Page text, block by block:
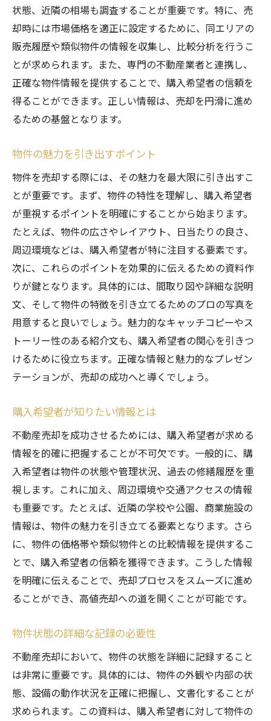
不動産売却に関連する法律を学ぶ
重要事項説明書の作成法
契約書作成時の注意事項
法的トラブルを避けるための事前準備
瑕疵担保責任を理解する
売却に関する法律相談の活用法
不動産売却における税金の基本
税金計算の際のポイント
譲渡所得税について知っておくべきこと
控除対象を最大限に活用する方法
税金申告に必要な資料を整える
専門家に相談するメリット
専門家との相談でトラブルを未然に防ぐ
不動産エージェントを選ぶ際の基準
法律専門家との連携の重要性
税理士に相談するメリット
トラブル事例から学ぶ予防策
専門家とのコミュニケーション法
相談内容を具体的にするための準備
売却過程で必要な資料一覧
資料がもたらす安心感
購入希望者への効果的な資料提供法
資料作成時の工夫とポイント
成功事例に学ぶ資料の役割
資料が売却プロセスに与える影響
成功事例から学ぶ不動産売却の資料作成
過去の成功事例に見る資料の工夫
具体的な実例を基にした資料作成
成功事例に基づく資料活用法
購入希望者の声を反映した資料
資料の見直しと改善のポイント
不動産売却を円滑にするための資料ガイド
状態、近隣の相場も調査することが重要です。特に、売
却時には市場価格を適正に設定するために、同エリアの
販売履歴や類似物件の情報を収集し、比較分析を行うこ
とが求められます。また、専門の不動産業者と連携し、
正確な物件情報を提供することで、購入希望者の信頼を
得ることができます。正しい情報は、売却を円滑に進め
るための基盤となります。
物件の魅力を引き出すポイント
物件を売却する際には、その魅力を最大限に引き出すこ
とが重要です。まず、物件の特性を理解し、購入希望者
が重視するポイントを明確にすることから始まります。
たとえば、物件の広さやレイアウト、日当たりの良さ、
周辺環境などは、購入希望者が特に注目する要素です。
次に、これらのポイントを効果的に伝えるための資料作
りが鍵となります。具体的には、間取り図や詳細な説明
文、そして物件の特徴を引き立てるためのプロの写真を
用意すると良いでしょう。魅力的なキャッチコピーやス
トーリー性のある紹介文も、購入希望者の関心を引きつ
けるために役立ちます。正確な情報と魅力的なプレゼン
テーションが、売却の成功へと導くでしょう。
購入希望者が知りたい情報とは
不動産売却を成功させるためには、購入希望者が求める
情報を的確に把握することが不可欠です。一般的に、購
入希望者は物件の状態や管理状況、過去の修繕履歴を重
視します。これに加え、周辺環境や交通アクセスの情報
も重要です。たとえば、近隣の学校や公園、商業施設の
情報は、物件の魅力を引き立てる要素となります。さら
に、物件の価格帯や類似物件との比較情報を提供するこ
とで、購入希望者の信頼を獲得できます。こうした情報
を明確に伝えることで、売却プロセスをスムーズに進め
ることができ、高値売却への道を開くことが可能です。
物件状態の詳細な記録の必要性
不動産売却において、物件の状態を詳細に記録すること
は非常に重要です。具体的には、物件の外観や内部の状
態、設備の動作状況を正確に把握し、文書化することが
求められます。この資料は、購入希望者に対して物件の